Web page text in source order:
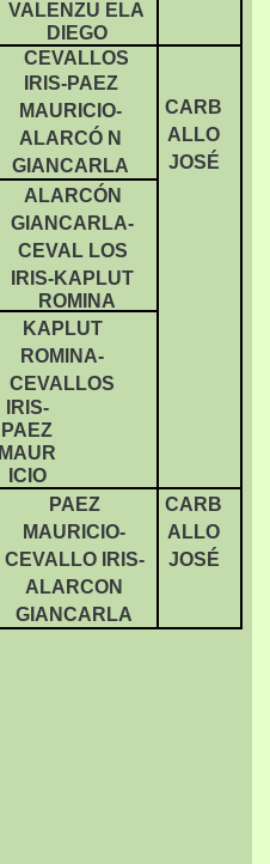
VALENZU ELA
DIEGO
CEVALLOS
IRIS-PAEZ
MAURICIO-
ALARCÓ N
GIANCARLA
CARB
ALLO
JOSÉ
ALARCÓN
GIANCARLA-
CEVAL LOS
IRIS-KAPLUT
ROMINA
KAPLUT
ROMINA-
CEVALLOS
IRIS-
PAEZ
MAUR
ICIO
PAEZ
MAURICIO-
CEVALLO IRIS-
ALARCON
GIANCARLA
CARB
ALLO
JOSÉ